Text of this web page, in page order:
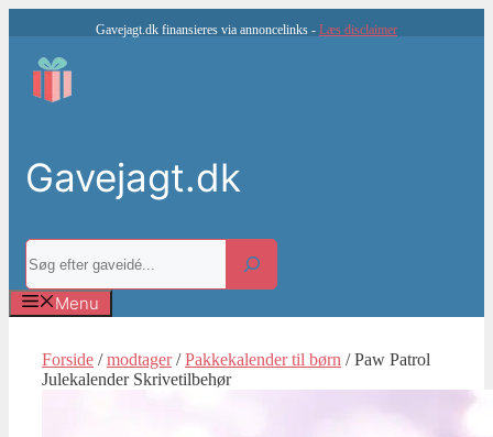
indhold
Gavejagt.dk finansieres via annoncelinks - Læs disclaimer
Gavejagt.dk
Søg
Menu
Forside /modtager/Pakkekalender til børn / Paw Patrol
Julekalender Skrivetilbehør